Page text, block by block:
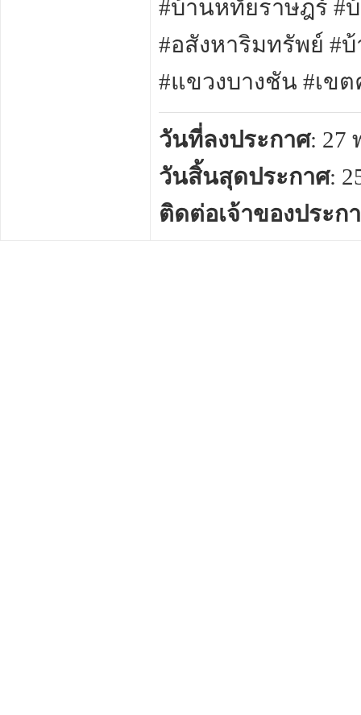
#บ้านหทัยราษฎร์ #
#อสังหาริมทรัพย์ #
#แขวงบางชัน #เข
วันที่ลงประกาศ: 27
วันสิ้นสุดประกาศ:
ติดต่อเจ้าของประก